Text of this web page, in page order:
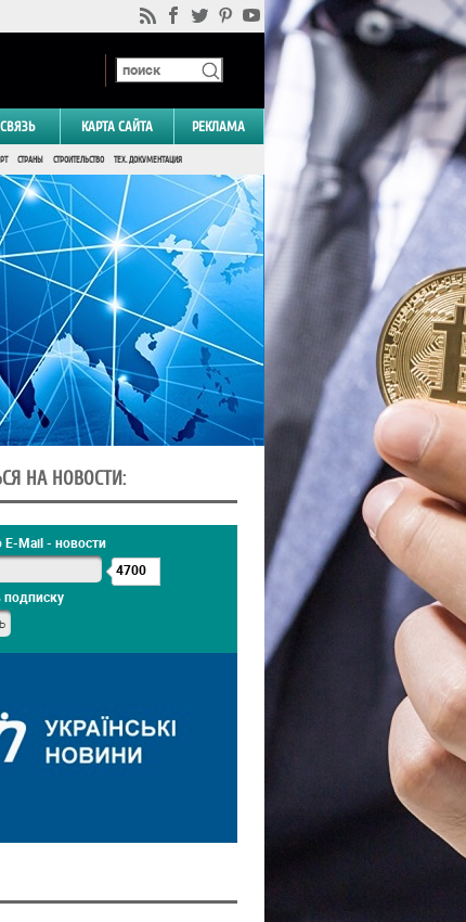
КАРТА САЙТА РЕКЛАМА
СТРАНЫ СТРОИТЕЛЬСТВО ТЕХ. ДОКУМЕНТАЦИЯ
НА НОВОСТИ:
Mail - новости
4700